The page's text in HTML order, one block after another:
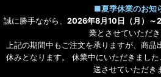
■夏季休業のお知
誠に勝手ながら、 2026年8月10日（月）～
業とさせていただき
上記の期間中もご注文を承りますが、商品
休みとなります。 休業中にいただきまし
送させていただき